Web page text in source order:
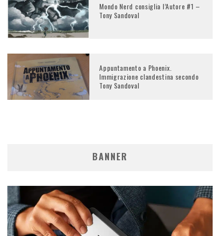
Mondo Nerd consiglia l’Autore #1 –
Tony Sandoval
Appuntamento a Phoenix.
Immigrazione clandestina secondo
Tony Sandoval
BANNER